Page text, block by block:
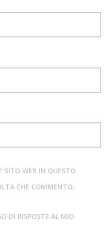
SITO WEB IN QUESTO
CHE COMMENTO.
DI RISPOSTE AL MIO